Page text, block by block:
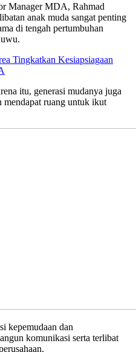
Manager MDA, Rahmad
anak muda sangat penting
di tengah pertumbuhan
Tingkatkan Kesiapsiagaan
itu, generasi mudanya juga
mendapat ruang untuk ikut
kepemudaan dan
komunikasi serta terlibat